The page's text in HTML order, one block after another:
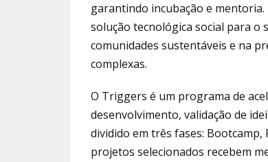
garantindo incubação e
solução tecnológica social para o
comunidades sustentáveis e na
complexas.
O Triggers é um programa de
desenvolvimento, validação de
dividido em três fases: Bootcamp,
projetos selecionados recebem